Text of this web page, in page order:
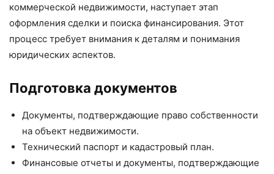
коммерческой недвижимости, наступает этап
оформления сделки и поиска финансирования. Этот
процесс требует внимания к деталям и понимания
юридических аспектов.
Подготовка документов
Документы, подтверждающие право собственности
на объект недвижимости.
Технический паспорт и кадастровый план.
Финансовые отчеты и документы, подтверждающие